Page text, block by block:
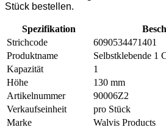
Stück bestellen.
Spezifikation
Strichcode
6090534471401
Produktname
Selbstklebende 1
Kapazität
1
Höhe
130 mm
Artikelnummer
90006Z2
Verkaufseinheit
pro Stück
Marke
Walvis Products